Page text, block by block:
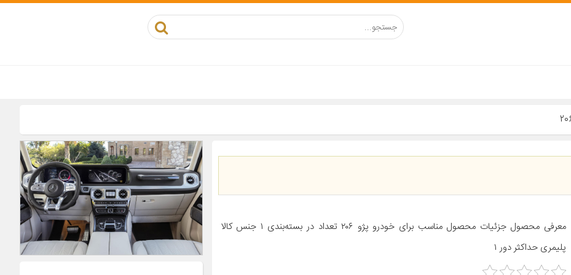
معرفی محصول جزئیات محصول مناسب برای خودرو پژو ۲۰۶ تعداد در بسته‌بندی ۱ جنس کالا
پلیمری حداکثر دور ۱